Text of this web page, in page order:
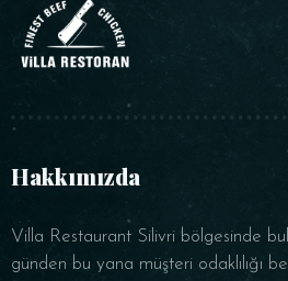
Hakkımızda
Villa Restaurant Silivri bölgesinde
günden bu yana müşteri odaklılığı